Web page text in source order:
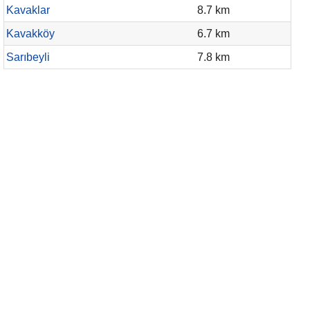
Kavaklar
8.7 km
Kavakköy
6.7 km
Sarıbeyli
7.8 km